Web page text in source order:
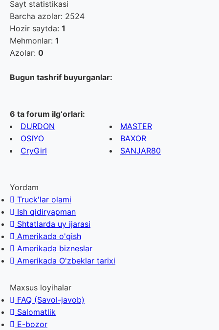
Sayt statistikasi
Barcha azolar: 2524
Hozir saytda: 1
Mehmonlar: 1
Azolar: 0
Bugun tashrif buyurganlar:
6 ta forum ilg‘orlari:
DURDON
MASTER
OSIYO
BAXOR
CryGirl
SANJAR80
Yordam
Truck'lar olami
Ish qidiryapman
Shtatlarda uy ijarasi
Amerikada o'qish
Amerikada bizneslar
Amerikada O'zbeklar tarixi
Maxsus loyihalar
FAQ (Savol-javob)
Salomatlik
E-bozor